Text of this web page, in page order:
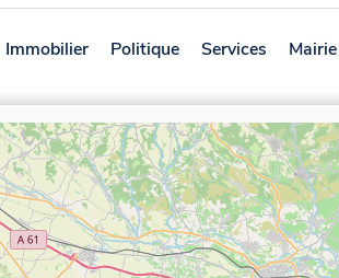
Immobilier Politique Services Mairie